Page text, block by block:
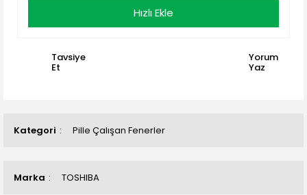
Kategori Pille Çalışan Fenerler
Marka TOSHIBA
Hızlı Ekle
Tavsiye
Et
Yorum
Yaz